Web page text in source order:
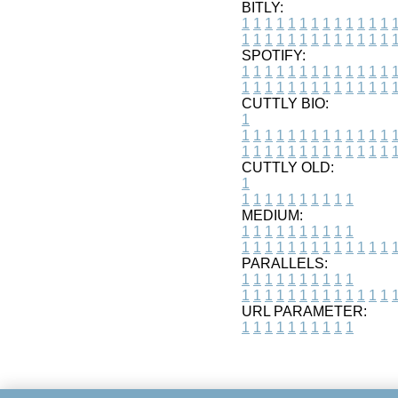
BITLY:
1 1 1 1 1 1 1 1 1 1 1 1 1 1
1 1 1 1 1 1 1 1 1 1 1 1 1 1
SPOTIFY:
1 1 1 1 1 1 1 1 1 1 1 1 1 1
1 1 1 1 1 1 1 1 1 1 1 1 1 1
CUTTLY BIO:
1
1 1 1 1 1 1 1 1 1 1 1 1 1 1
1 1 1 1 1 1 1 1 1 1 1 1 1 1
CUTTLY OLD:
1
1 1 1 1 1 1 1 1 1 1
MEDIUM:
1 1 1 1 1 1 1 1 1 1
1 1 1 1 1 1 1 1 1 1 1 1 1 1
PARALLELS:
1 1 1 1 1 1 1 1 1 1
1 1 1 1 1 1 1 1 1 1 1 1 1 1
URL PARAMETER:
1 1 1 1 1 1 1 1 1 1